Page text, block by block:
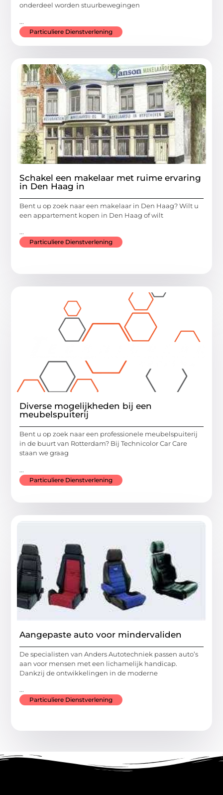
onderdeel worden stuurbewegingen
...
Particuliere Dienstverlening
Schakel een makelaar met ruime ervaring
in Den Haag in
Bent u op zoek naar een makelaar in Den Haag? Wilt u
een appartement kopen in Den Haag of wilt
...
Particuliere Dienstverlening
Diverse mogelijkheden bij een
meubelspuiterij
Bent u op zoek naar een professionele meubelspuiterij
in de buurt van Rotterdam? Bij Technicolor Car Care
staan we graag
...
Particuliere Dienstverlening
Aangepaste auto voor mindervaliden
De specialisten van Anders Autotechniek passen auto’s
aan voor mensen met een lichamelijk handicap.
Dankzij de ontwikkelingen in de moderne
...
Particuliere Dienstverlening